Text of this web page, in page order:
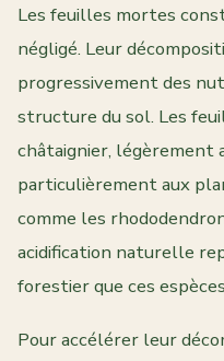
Les feuilles mortes
négligé. Leur
progressivement des
structure du sol. Les
châtaignier, légèrement
particulièrement aux
comme les
acidification naturelle
forestier que ces
Pour accélérer leur